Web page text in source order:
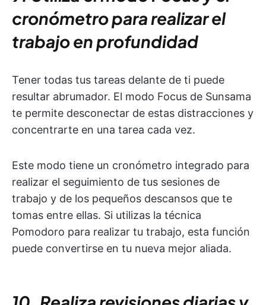
cronómetro para realizar el
trabajo en profundidad
Tener todas tus tareas delante de ti puede
resultar abrumador. El modo Focus de Sunsama
te permite desconectar de estas distracciones y
concentrarte en una tarea cada vez.
Este modo tiene un cronómetro integrado para
realizar el seguimiento de tus sesiones de
trabajo y de los pequeños descansos que te
tomas entre ellas. Si utilizas la técnica
Pomodoro para realizar tu trabajo, esta función
puede convertirse en tu nueva mejor aliada.